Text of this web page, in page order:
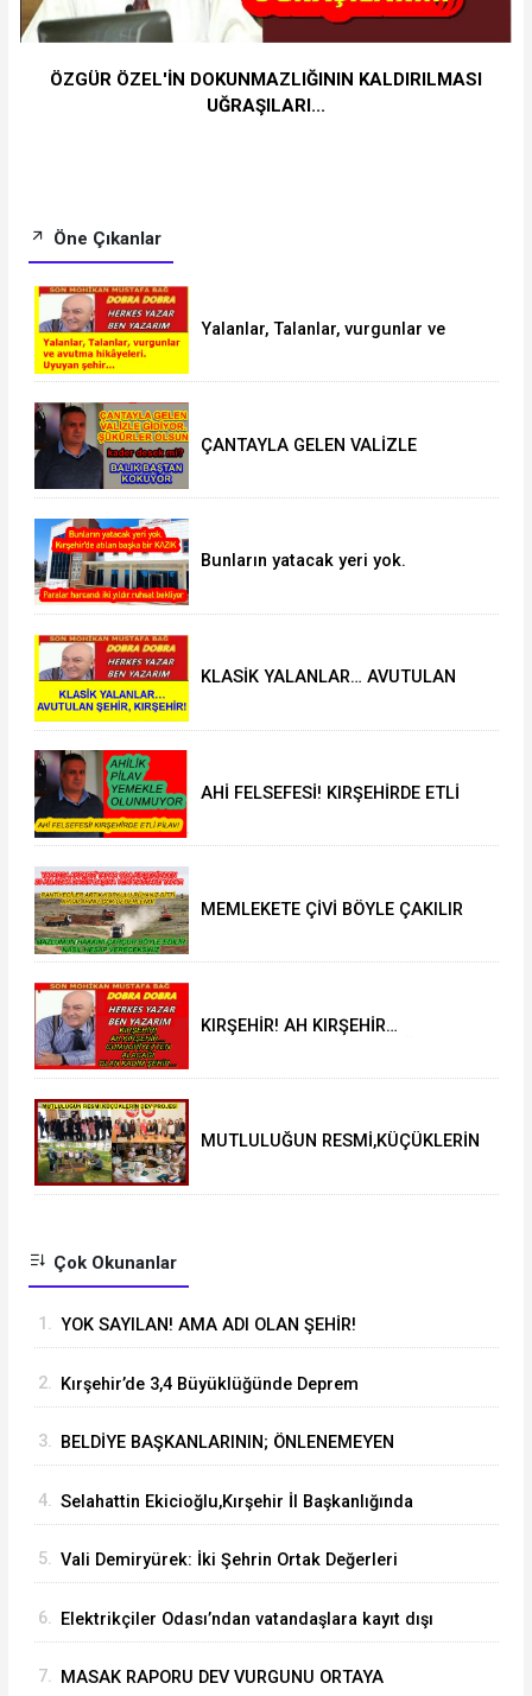
ÖZGÜR ÖZEL'İN DOKUNMAZLIĞININ KALDIRILMASI
UĞRAŞILARI...
Öne Çıkanlar
Yalanlar, Talanlar, vurgunlar ve
ÇANTAYLA GELEN VALİZLE
Bunların yatacak yeri yok.
KLASİK YALANLAR… AVUTULAN
AHİ FELSEFESİ! KIRŞEHİRDE ETLİ
MEMLEKETE ÇİVİ BÖYLE ÇAKILIR
KIRŞEHİR! AH KIRŞEHİR…
MUTLULUĞUN RESMİ,KÜÇÜKLERİN
Çok Okunanlar
1. YOK SAYILAN! AMA ADI OLAN ŞEHİR!
2. Kırşehir’de 3,4 Büyüklüğünde Deprem
3. BELDİYE BAŞKANLARININ; ÖNLENEMEYEN
4. Selahattin Ekicioğlu,Kırşehir İl Başkanlığında
5. Vali Demiryürek: İki Şehrin Ortak Değerleri
6. Elektrikçiler Odası’ndan vatandaşlara kayıt dışı
7. MASAK RAPORU DEV VURGUNU ORTAYA